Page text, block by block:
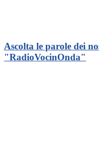
Ascolta le parole dei
"RadioVocinOnda"